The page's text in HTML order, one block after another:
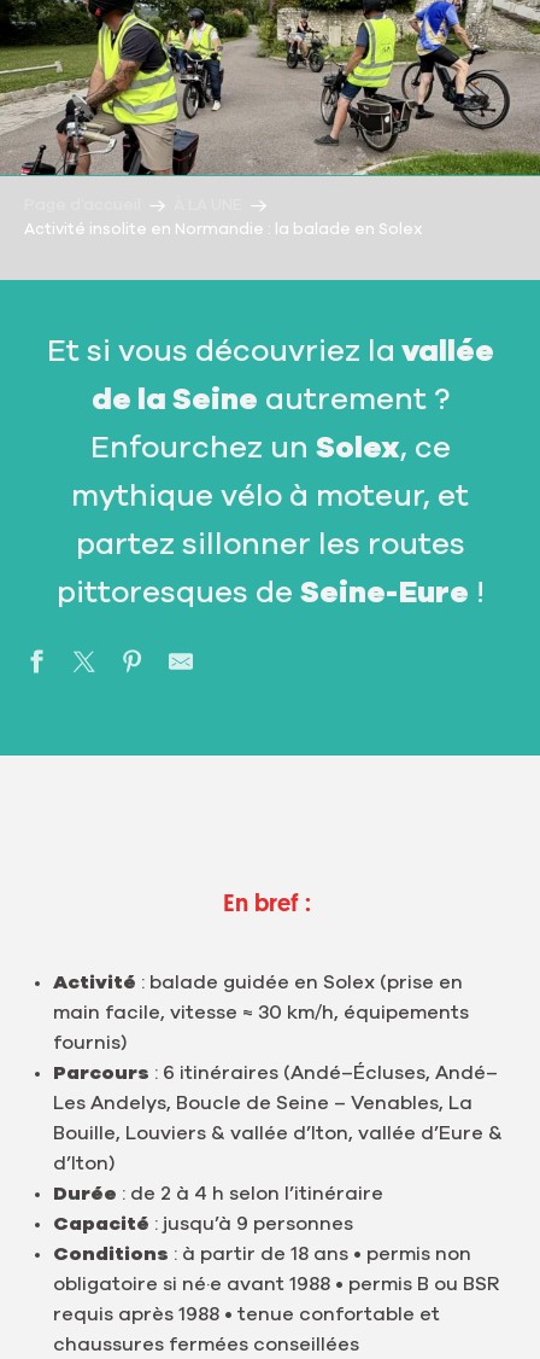
Activité insolite en Normandie : la balade en Solex
Et si vous découvriez la vallée
de la Seine autrement ?
Enfourchez un Solex, ce
mythique vélo à moteur, et
partez sillonner les routes
pittoresques de Seine-Eure !
En bref :
Activité : balade guidée en Solex (prise en
main facile, vitesse ≈ 30 km/h, équipements
fournis)
Parcours : 6 itinéraires (Andé–Écluses, Andé–
Les Andelys, Boucle de Seine – Venables, La
Bouille, Louviers & vallée d’Iton, vallée d’Eure &
d’Iton)
Durée : de 2 à 4 h selon l’itinéraire
Capacité : jusqu’à 9 personnes
Conditions : à partir de 18 ans • permis non
obligatoire si né·e avant 1988 • permis B ou BSR
requis après 1988 • tenue confortable et
chaussures fermées conseillées